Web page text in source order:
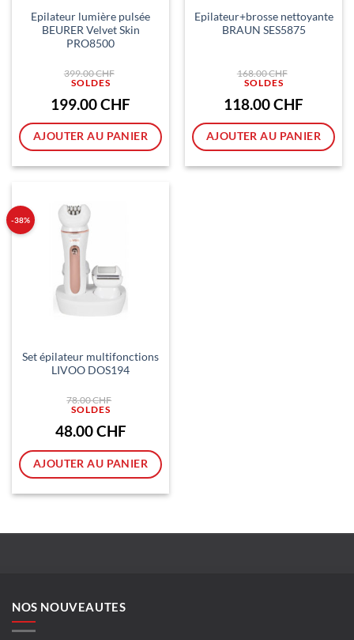
Epilateur lumière pulsée
BEURER Velvet Skin
PRO8500
399.00CHF
était :
399.00 CHF.
199.00CHF
actuel
est :
199.00 CHF.
AJOUTER AU PANIER
Epilateur+brosse nettoyante
BRAUN SES5875
168.00CHF
était :
168.00 CHF.
118.00CHF
actuel
est :
118.00
AJOUTER AU PANIER
-38%
Set épilateur multifonctions
LIVOO DOS194
78.00CHF
était :
78.00 CHF.
48.00CHFLe
actuel
est :
48.00 CHF.
AJOUTER AU PANIER
NOS NOUVEAUTES